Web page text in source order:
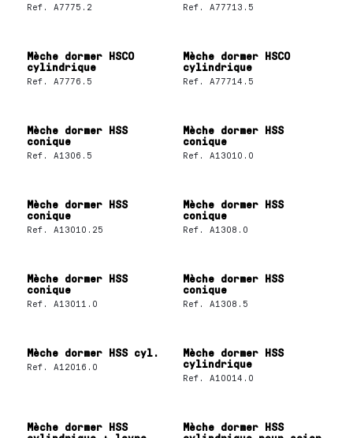
Ref.A7775.2 Ref. A77713.5
Mèche dormer HSCO
cylindrique
Ref.A7776.5
Mèche dormer HSCO
cylindrique
Ref. A77714.5
Mèche dormer HSS
conique
Ref.A1306.5
Mèche dormer HSS
conique
Ref. A13010.0
Mèche dormer HSS
conique
Ref.A13010.25
Mèche dormer HSS
conique
Ref. A1308.0
Mèche dormer HSS
conique
Ref.A13011.0
Mèche dormer HSS
conique
Ref. A1308.5
Mèche dormer HSS cyl.
Ref.A12016.0
Mèche dormer HSS
cylindrique
Ref. A10014.0
Mèche dormer HSS
Mèche dormer HSS